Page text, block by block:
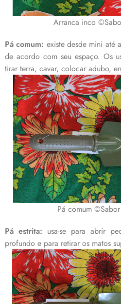
Arranca inco
Pá comum: existe desde mini até
de acordo com seu espaço. Os
tirar terra, cavar, colocar adubo,
Pá comum
Pá estrita: usa-se para abrir
profundo e para retirar os matos